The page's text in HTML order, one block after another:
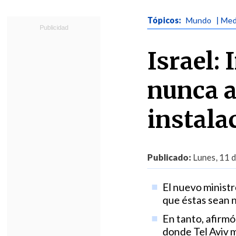
Tópicos: Mundo |
Israel:
nunca
Publicado: Lunes, 11
El nuevo
que éstas sean
En tanto,
donde Tel Aviv